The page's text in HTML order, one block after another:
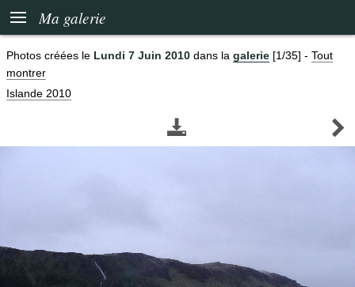
 Ma galerie
Photos créées le Lundi 7 Juin 2010 dans la galerie [1/35] - Tout
montrer
Islande 2010
 